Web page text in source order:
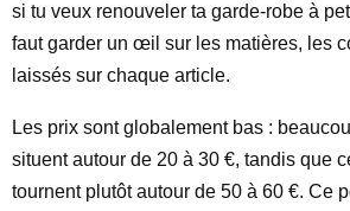
si tu veux renouveler ta garde-robe à
faut garder un œil sur les matières, les
laissés sur chaque article.
Les prix sont globalement bas :
situent autour de 20 à 30 €, tandis que
tournent plutôt autour de 50 à 60 €. Ce